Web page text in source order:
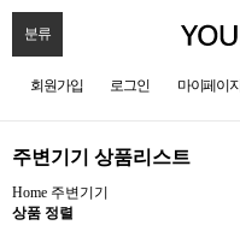
분류
회원가입 로그인 마이페이지
주변기기 상품리스트
Home 주변기기
상품 정렬